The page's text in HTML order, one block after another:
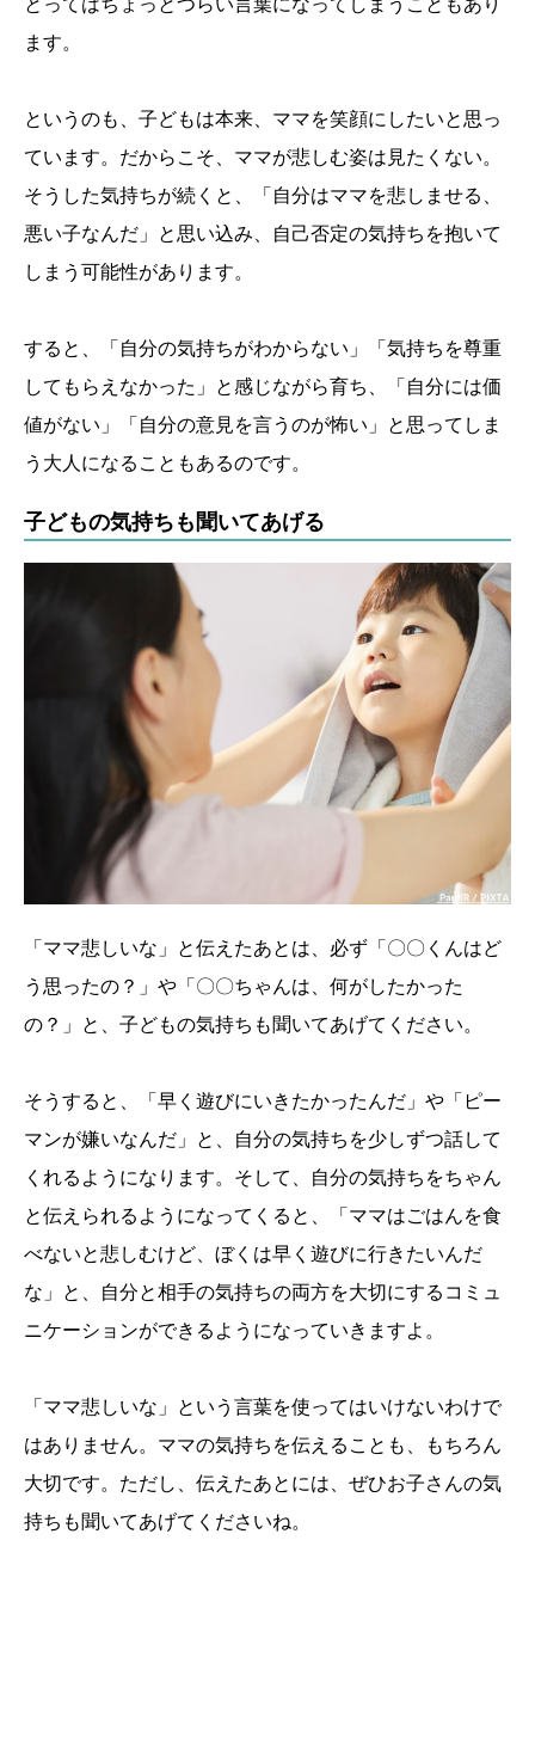
ます。
というのも、子どもは本来、ママを笑顔にしたいと思っ
ています。だからこそ、ママが悲しむ姿は見たくない。
そうした気持ちが続くと、「自分はママを悲しませる、
悪い子なんだ」と思い込み、自己否定の気持ちを抱いて
しまう可能性があります。
すると、「自分の気持ちがわからない」「気持ちを尊重
してもらえなかった」と感じながら育ち、「自分には価
値がない」「自分の意見を言うのが怖い」と思ってしま
う大人になることもあるのです。
子どもの気持ちも聞いてあげる
「ママ悲しいな」と伝えたあとは、必ず「〇〇くんはど
う思ったの？」や「〇〇ちゃんは、何がしたかった
の？」と、子どもの気持ちも聞いてあげてください。
そうすると、「早く遊びにいきたかったんだ」や「ピー
マンが嫌いなんだ」と、自分の気持ちを少しずつ話して
くれるようになります。そして、自分の気持ちをちゃん
と伝えられるようになってくると、「ママはごはんを食
べないと悲しむけど、ぼくは早く遊びに行きたいんだ
な」と、自分と相手の気持ちの両方を大切にするコミュ
ニケーションができるようになっていきますよ。
「ママ悲しいな」という言葉を使ってはいけないわけで
はありません。ママの気持ちを伝えることも、もちろん
大切です。ただし、伝えたあとには、ぜひお子さんの気
持ちも聞いてあげてくださいね。